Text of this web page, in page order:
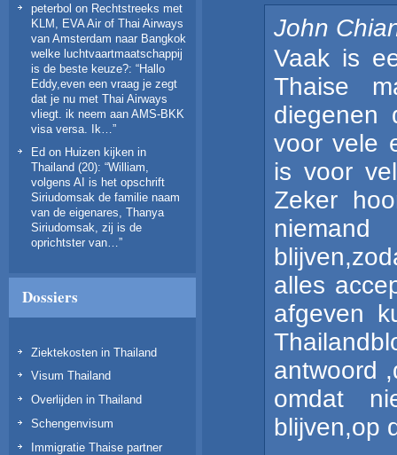
peterbol on Rechtstreeks met
KLM, EVA Air of Thai Airways
van Amsterdam naar Bangkok
welke luchtvaartmaatschappij
is de beste keuze?: “Hallo
Eddy,even een vraag je zegt
dat je nu met Thai Airways
vliegt. ik neem aan AMS-BKK
visa versa. Ik… ”
Ed on Huizen kijken in
Thailand (20): “William,
volgens AI is het opschrift
Siriudomsak de familie naam
van de eigenares, Thanya
Siriudomsak, zij is de
oprichtster van… ”
Dossiers
Ziektekosten in Thailand
Visum Thailand
Overlijden in Thailand
Schengenvisum
Immigratie Thaise partner
John
Vaak is
Thaise
diegenen
voor vele
is voor
Zeker
alles
afgeven
antwoord
omdat
blijven,op